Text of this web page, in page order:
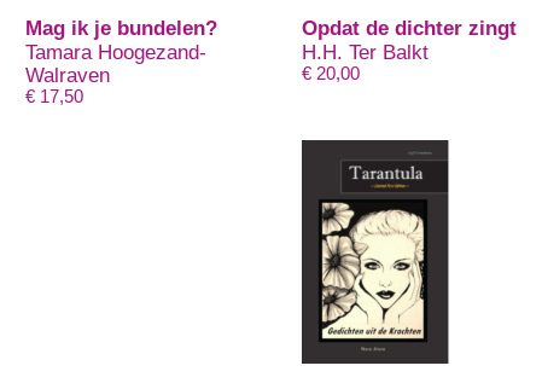
Mag ik je bundelen?
Tamara Hoogezand-
Walraven
€17,50
Opdat de dichter zingt
H.H. Ter Balkt
€20,00